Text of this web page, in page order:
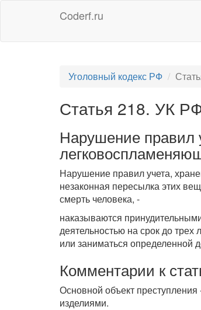
Coderf.ru
Уголовный кодекс РФ
Статья 218. УК
Нарушение правил
Нарушение правил учета,
незаконная пересылка этих
смерть человека, -
наказываются
деятельностью на срок до
или заниматься определенной
Комментарии к
Основной объект
изделиями.